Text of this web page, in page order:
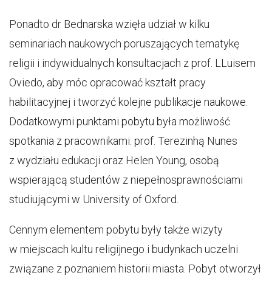
Ponadto dr Bednarska wzięła udział w kilku
seminariach naukowych poruszających tematykę
religii i indywidualnych konsultacjach z prof. LLuisem
Oviedo, aby móc opracować kształt pracy
habilitacyjnej i tworzyć kolejne publikacje naukowe.
Dodatkowymi punktami pobytu była możliwość
spotkania z pracownikami: prof. Terezinhą Nunes
z wydziału edukacji oraz Helen Young, osobą
wspierającą studentów z niepełnosprawnościami
studiującymi w University of Oxford.
Cennym elementem pobytu były także wizyty
w miejscach kultu religijnego i budynkach uczelni
związane z poznaniem historii miasta. Pobyt otworzył